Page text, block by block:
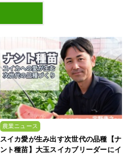
農業ニュース
スイカ愛が生み出す次世代の品種【ナ
ント種苗】大玉スイカブリーダーにイ